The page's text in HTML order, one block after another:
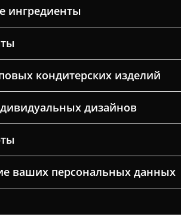
ингредиенты
кондитерских изделий
дизайнов
ваших персональных данных